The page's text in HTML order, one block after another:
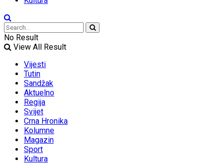
No Result
View All Result
Vijesti
Tutin
Sandžak
Aktuelno
Regija
Svijet
Crna Hronika
Kolumne
Magazin
Sport
Kultura